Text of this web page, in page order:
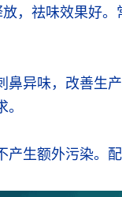
，祛味效果好
异味，改善生
生额外污染。